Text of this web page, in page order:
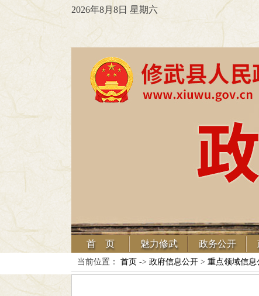
2026年8月8日 星期六
首 页 魅力修武 政务公开
当前位置： 首页 -> 政府信息公开 > 重点领域信息